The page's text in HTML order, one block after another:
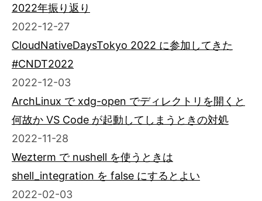
2022年振り返り
2022-12-27
CloudNativeDaysTokyo 2022 に参加してきた
#CNDT2022
2022-12-03
ArchLinux で xdg-open でディレクトリを開くと
何故か VS Code が起動してしまうときの対処
2022-11-28
Wezterm で nushell を使うときは
shell_integration を false にするとよい
2022-02-03